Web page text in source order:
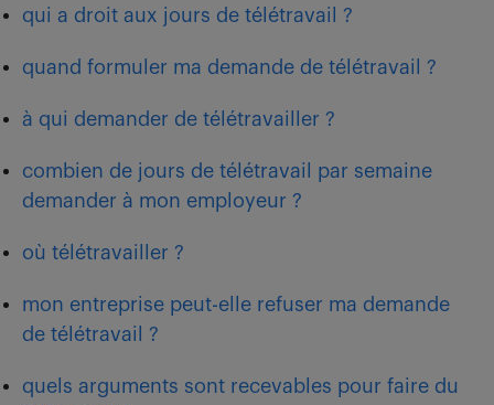
qui a droit aux jours de télétravail ?
quand formuler ma demande de télétravail ?
à qui demander de télétravailler ?
combien de jours de télétravail par semaine
demander à mon employeur ?
où télétravailler ?
mon entreprise peut-elle refuser ma demande
de télétravail ?
quels arguments sont recevables pour faire du